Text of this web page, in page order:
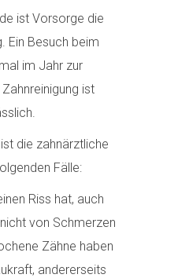
ist Vorsorge die
Ein Besuch beim
im Jahr zur
ist
die zahnärztliche
Fälle:
Riss hat, auch
von Schmerzen
Zähne haben
andererseits